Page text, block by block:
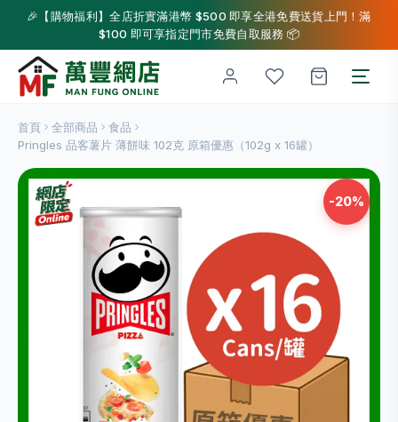
🎉【購物福利】全店折實滿港幣 $500 即享全港免費送貨上門！滿
$100 即可享指定門市免費自取服務 📦
首頁 全部商品
食品
Pringles 品客薯片 薄餅味 102克 原箱優惠（102g x 16罐）
-20%